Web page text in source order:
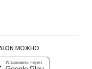
МОЖНО
Установить через